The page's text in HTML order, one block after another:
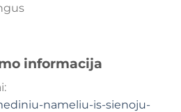
informacija
nameliu-is-sienoju-